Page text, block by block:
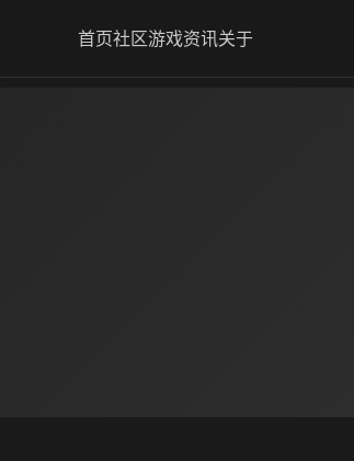
首页社区游戏资讯关于